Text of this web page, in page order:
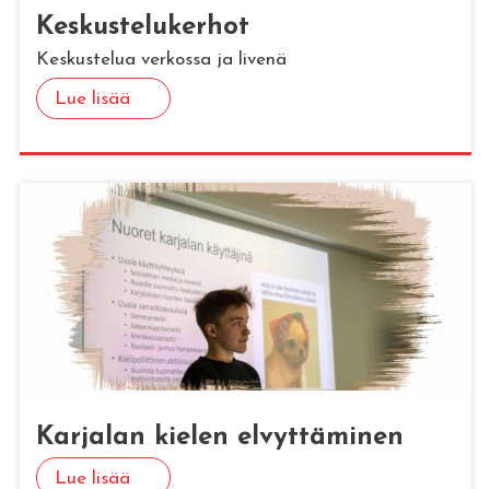
Kes­kus­te­lu­ker­hot
Keskustelua verkossa ja livenä
Lue lisää
Kar­ja­lan kie­len el­vyt­tä­mi­nen
Lue lisää